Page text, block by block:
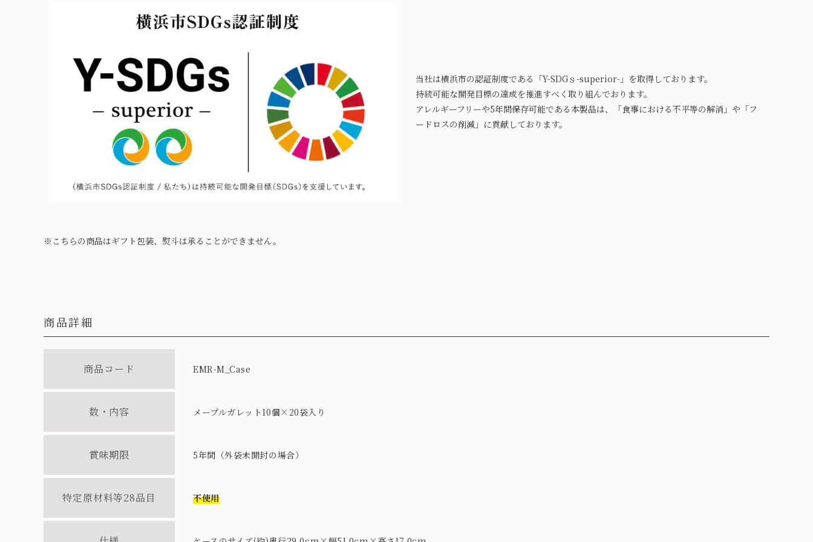
当社は横浜市の認証制度である「Y-SDGｓ-superior-」を取得しております。
持続可能な開発目標の達成を推進すべく取り組んでおります。
アレルギーフリーや5年間保存可能である本製品は、「食事における不平等の解消」や「フ
ードロスの削減」に貢献しております。
※こちらの商品はギフト包装、熨斗は承ることができません。
商品詳細
商品コード EMR-M_Case
数・内容 メープルガレット10個×20袋入り
賞味期限 5年間（外袋未開封の場合）
特定原材料等28品目 不使用